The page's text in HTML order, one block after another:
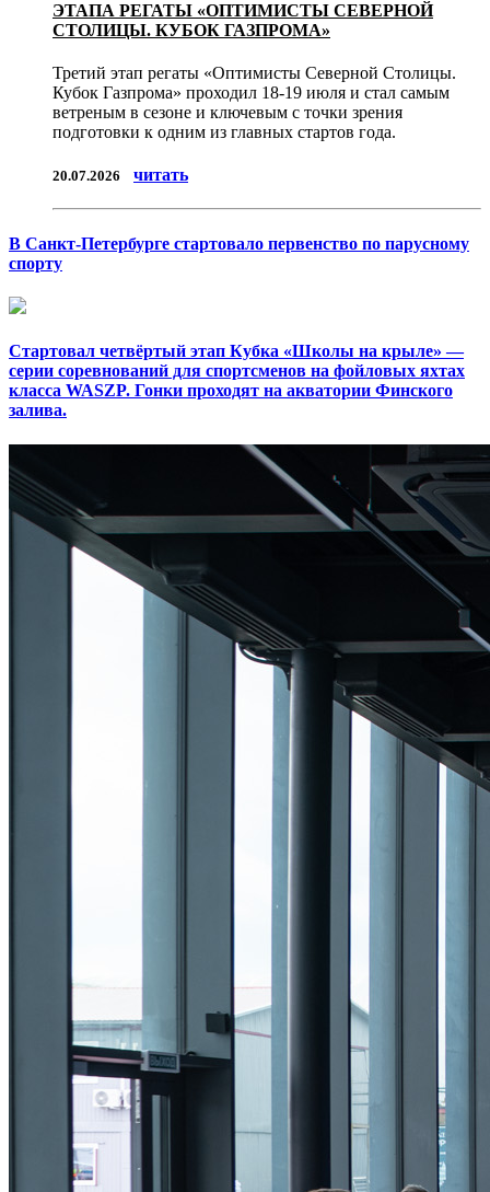
ЭТАПА РЕГАТЫ «ОПТИМИСТЫ СЕВЕРНОЙ
СТОЛИЦЫ. КУБОК ГАЗПРОМА»
Третий этап регаты «Оптимисты Северной Столицы.
Кубок Газпрома» проходил 18-19 июля и стал самым
ветреным в сезоне и ключевым с точки зрения
подготовки к одним из главных стартов года.
20.07.2026 читать
В Санкт-Петербурге стартовало первенство по парусному
спорту
Стартовал четвёртый этап Кубка «Школы на крыле» —
серии соревнований для спортсменов на фойловых яхтах
класса WASZP. Гонки проходят на акватории Финского
залива.